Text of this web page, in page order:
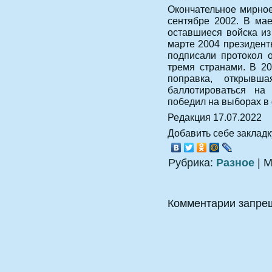
Окончательное
сентябре 2002. В
оставшиеся войска
марте 2004
подписали протокол
тремя странами. В
поправка,
баллотироваться
победил на выборах в
Редакция 17.07.2022
Добавить себе
Рубрика: Разное |
Комментарии